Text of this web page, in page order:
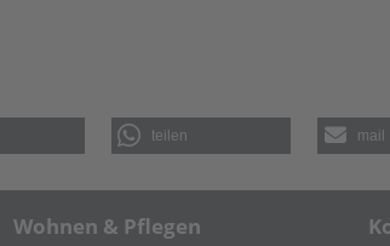
teilen mail
Wohnen & Pflegen